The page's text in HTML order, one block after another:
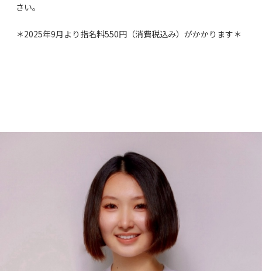
さい。
＊2025年9月より指名料550円（消費税込み）がかかります＊